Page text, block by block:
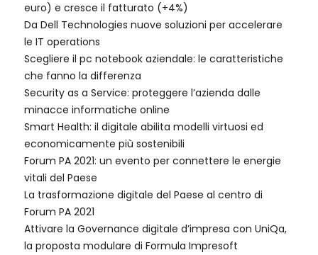
euro) e cresce il fatturato (+4%)
Da Dell Technologies nuove soluzioni per accelerare
le IT operations
Scegliere il pc notebook aziendale: le caratteristiche
che fanno la differenza
Security as a Service: proteggere l’azienda dalle
minacce informatiche online
Smart Health: il digitale abilita modelli virtuosi ed
economicamente più sostenibili
Forum PA 2021: un evento per connettere le energie
vitali del Paese
La trasformazione digitale del Paese al centro di
Forum PA 2021
Attivare la Governance digitale d’impresa con UniQa,
la proposta modulare di Formula Impresoft